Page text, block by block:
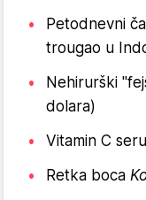
Petodnevni
trougao u
Nehirurški
dolara)
Vitamin C
Retka boca